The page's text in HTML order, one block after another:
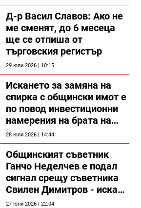
Д-р Васил Славов: Ако не
ме сменят, до 6 месеца
ще се отпиша от
търговския регистър
29 юли 2026 | 10:15
Искането за замяна на
спирка с общински имот е
по повод инвестиционни
намерения на брата на
председателя на
Общински съвет Силистра
28 юли 2026 | 14:44
Общинският съветник
Ганчо Неделчев е подал
сигнал срещу съветника
Свилен Димитров - иска
етичната комисия на
27 юли 2026 | 22:04